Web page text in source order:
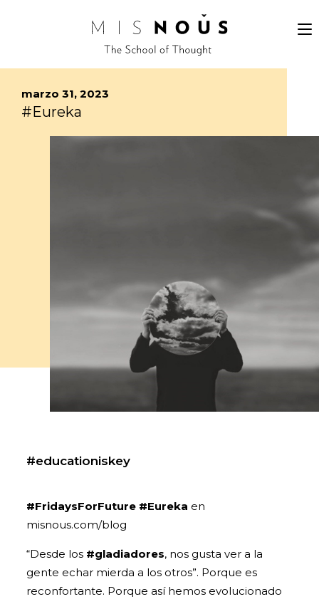
marzo 31, 2023
#Eureka
#educationiskey
#FridaysForFuture #Eureka en
misnous.com/blog
“Desde los #gladiadores, nos gusta ver a la
gente echar mierda a los otros”. Porque es
reconfortante. Porque así hemos evolucionado